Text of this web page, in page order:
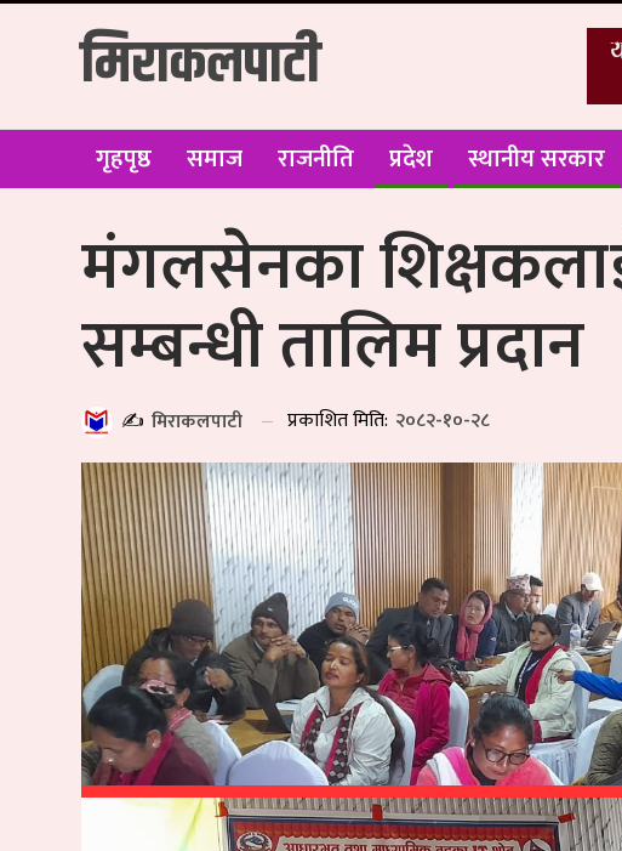
मिराकलपाटी
गृहपृष्ठ समाज राजनीति प्रदेश स्थानीय सरकार
मंगलसेनका
सम्बन्धी तालिम प्रदान
✍️ मिराकलपाटी प्रकाशित मिति: २०८२-१०-२८